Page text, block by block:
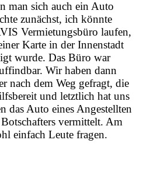
man sich auch ein Auto
zunächst, ich könnte
Vermietungsbüro laufen,
Karte in der Innenstadt
wurde. Das Büro war
Wir haben dann
nach dem Weg gefragt, die
und letztlich hat uns
das Auto eines Angestellten
Botschafters vermittelt. Am
einfach Leute fragen.